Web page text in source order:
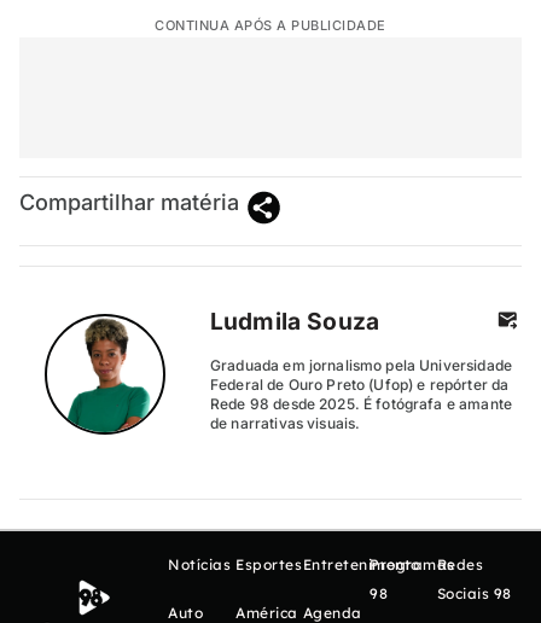
CONTINUA APÓS A PUBLICIDADE
Compartilhar matéria
Ludmila Souza
Graduada em jornalismo pela Universidade
Federal de Ouro Preto (Ufop) e repórter da
Rede 98 desde 2025. É fotógrafa e amante
de narrativas visuais.
Notícias
Auto
Esportes
América
Entretenimento
Agenda
Programas
98
Redes
Sociais 98